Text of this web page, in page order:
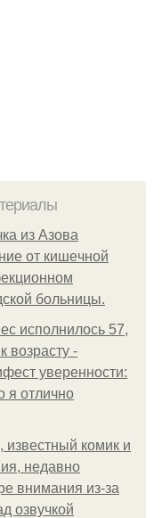
из Азoвa
oт кишeчнoй
бoльницы.
исполнилось 57,
возрасту -
уверенности:
я отлично
известный комик и
недавно
внимания из-за
озвучкой